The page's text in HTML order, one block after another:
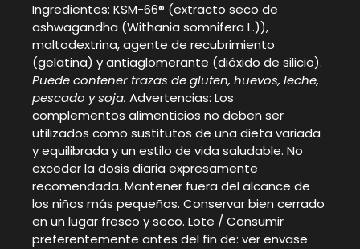
Ingredientes: KSM-66® (extracto seco de
ashwagandha (Withania somnifera L.)),
maltodextrina, agente de recubrimiento
(gelatina) y antiaglomerante (dióxido de silicio).
Puede contener trazas de gluten, huevos, leche,
pescado y soja. Advertencias: Los
complementos alimenticios no deben ser
utilizados como sustitutos de una dieta variada
y equilibrada y un estilo de vida saludable. No
exceder la dosis diaria expresamente
recomendada. Mantener fuera del alcance de
los niños más pequeños. Conservar bien cerrado
en un lugar fresco y seco. Lote / Consumir
preferentemente antes del fin de: ver envase